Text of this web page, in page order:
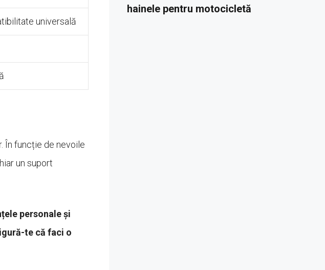
universală
În funcție de nevoile
un suport
personale și
te că faci o
hainele pentru motocicletă